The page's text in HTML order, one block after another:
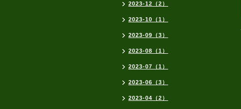
2023-12（2）
2023-10（1）
2023-09（3）
2023-08（1）
2023-07（1）
2023-06（3）
2023-04（2）